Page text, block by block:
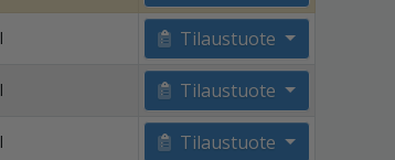
Tilaustuote
Tilaustuote
Tilaustuote